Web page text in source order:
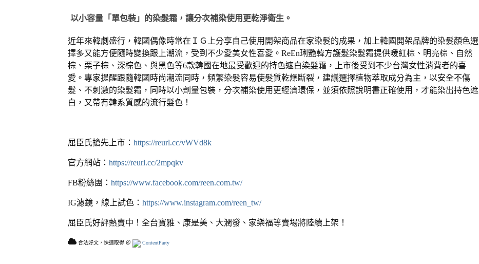
以小容量「單包裝」的染髮霜，讓分次補染使用更乾淨衛生。
近年來韓劇盛行，韓國偶像時常在ＩＧ上分享自己使用開架商品在家染髮的成果，加上韓國開架品牌的染髮顏色選
擇多又能方便隨時變換跟上潮流，受到不少愛美女性喜愛。ReEn琍艷韓方護髮染髮霜提供暖紅棕、明亮棕、自然
棕、栗子棕、深棕色、與黑色等6款韓國在地最受歡迎的持色遮白染髮霜，上市後受到不少台灣女性消費者的喜
愛。專家提醒跟隨韓國時尚潮流同時，頻繁染髮容易使髮質乾燥斷裂，建議選擇植物萃取成分為主，以安全不傷
髮、不刺激的染髮霜，同時以小劑量包裝，分次補染使用更經濟環保，並須依照說明書正確使用，才能染出持色遮
白，又帶有韓系質感的流行髮色！
屈臣氏搶先上市： https://reurl.cc/vWVd8k
官方網站： https://reurl.cc/2mpqkv
FB粉絲團： https://www.facebook.com/reen.com.tw/
IG濾鏡，線上試色： https://www.instagram.com/reen_tw/
屈臣氏好評熱賣中！全台寶雅、康是美、大潤發、家樂福等賣場將陸續上架！
合法好文，快速取得 ＠ ContentParty